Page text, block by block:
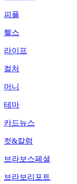
피플
헬스
라이프
컬처
머니
테마
카드뉴스
컷&칼럼
브라보스페셜
브라보리포트